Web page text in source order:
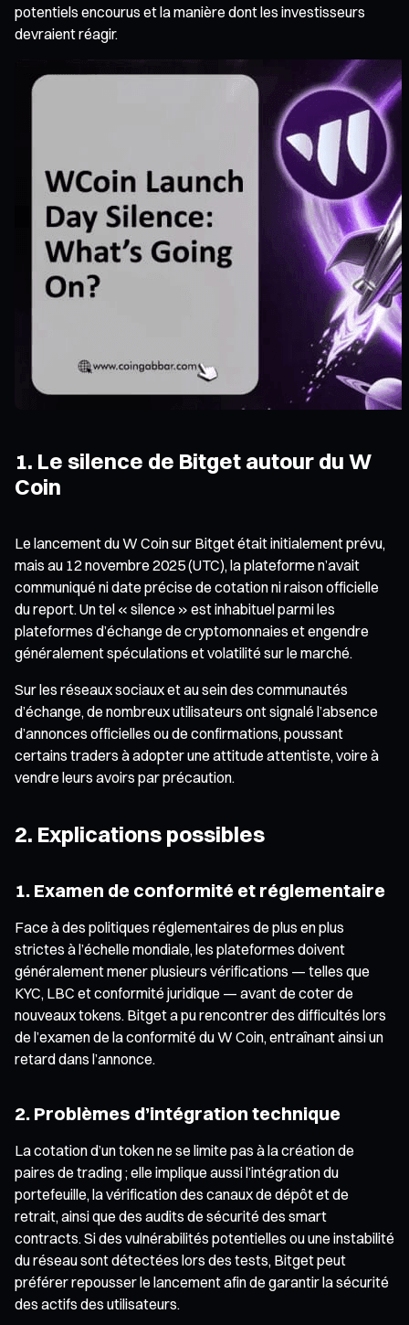
potentiels encourus et la manière dont les investisseurs
devraient réagir.
1. Le silence de Bitget autour du W
Coin
Le lancement du W Coin sur Bitget était initialement prévu,
mais au 12 novembre 2025 (UTC), la plateforme n’avait
communiqué ni date précise de cotation ni raison officielle
du report. Un tel « silence » est inhabituel parmi les
plateformes d’échange de cryptomonnaies et engendre
généralement spéculations et volatilité sur le marché.
Sur les réseaux sociaux et au sein des communautés
d’échange, de nombreux utilisateurs ont signalé l’absence
d’annonces officielles ou de confirmations, poussant
certains traders à adopter une attitude attentiste, voire à
vendre leurs avoirs par précaution.
2. Explications possibles
1. Examen de conformité et réglementaire
Face à des politiques réglementaires de plus en plus
strictes à l’échelle mondiale, les plateformes doivent
généralement mener plusieurs vérifications — telles que
KYC, LBC et conformité juridique — avant de coter de
nouveaux tokens. Bitget a pu rencontrer des difficultés lors
de l’examen de la conformité du W Coin, entraînant ainsi un
retard dans l’annonce.
2. Problèmes d’intégration technique
La cotation d’un token ne se limite pas à la création de
paires de trading ; elle implique aussi l’intégration du
portefeuille, la vérification des canaux de dépôt et de
retrait, ainsi que des audits de sécurité des smart
contracts. Si des vulnérabilités potentielles ou une instabilité
du réseau sont détectées lors des tests, Bitget peut
préférer repousser le lancement afin de garantir la sécurité
des actifs des utilisateurs.